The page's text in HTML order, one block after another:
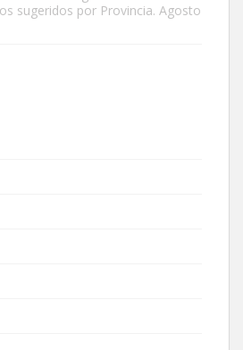
sugeridos por Provincia. Agosto